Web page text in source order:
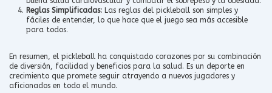
Reglas Simplificadas: Las reglas del pickleball son simples y
fáciles de entender, lo que hace que el juego sea más accesible
para todos.
En resumen, el pickleball ha conquistado corazones por su combinación
de diversión, facilidad y beneficios para la salud. Es un deporte en
crecimiento que promete seguir atrayendo a nuevos jugadores y
aficionados en todo el mundo.